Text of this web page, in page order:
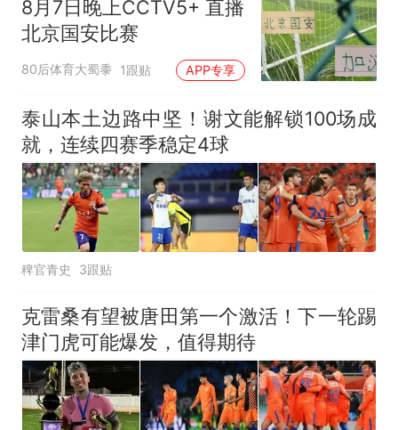
8月7日晚上CCTV5+ 直播
北京国安比赛
80后体育大蜀黍 1跟贴 APP专享
泰山本土边路中坚！谢文能解锁100场成
就，连续四赛季稳定4球
稗官青史 3跟贴
克雷桑有望被唐田第一个激活！下一轮踢
津门虎可能爆发，值得期待